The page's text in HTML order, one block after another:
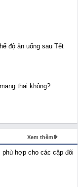
độ ăn uống sau Tết
thai không?
Xem thêm
hợp cho các cặp đôi